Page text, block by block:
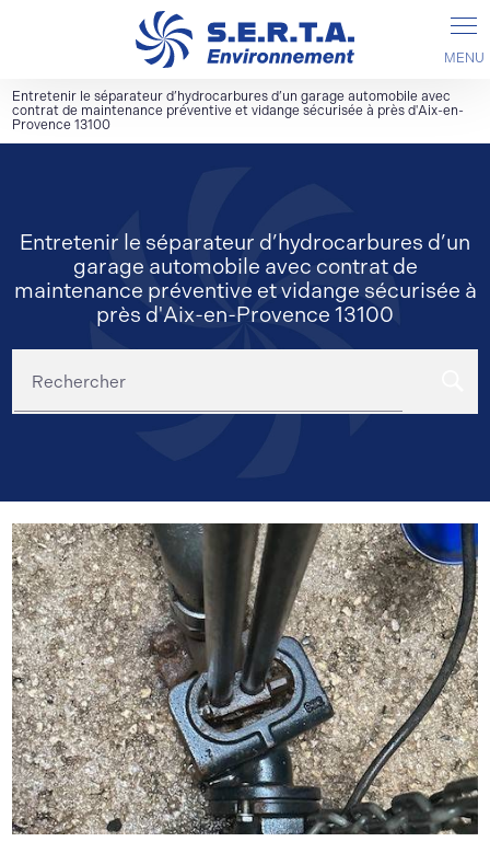
Entretenir le séparateur d’hydrocarbures d’un garage automobile avec
contrat de maintenance préventive et vidange sécurisée à près d'Aix-en-
Provence 13100
Entretenir le séparateur d’hydrocarbures d’un
garage automobile avec contrat de
maintenance préventive et vidange sécurisée à
près d'Aix-en-Provence 13100
Rechercher
Panneau de gestion des cookies